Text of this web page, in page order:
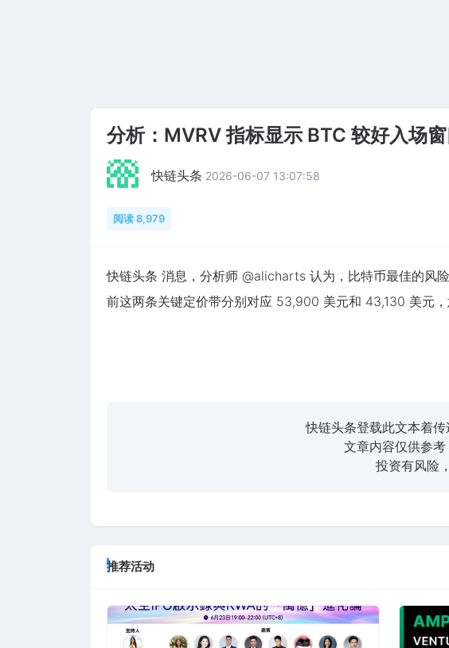
分析：MVRV 指标显示 BTC 较好入场
快链头条 2026-06-07 13:07:58
阅读 8,979
快链头条 消息，分析师 @alicharts 认为，比特币最佳的风
前这两条关键定价带分别对应 53,900 美元和 43,130 美元
快链头条登载此文本着
文章内容仅供参考
投资有风险
推荐活动